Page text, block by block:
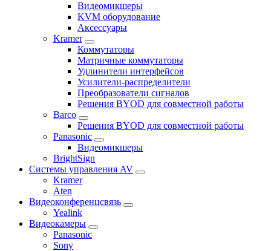
Видеомикшеры
KVM оборудование
Аксессуары
Kramer
Коммутаторы
Матричные коммутаторы
Удлинители интерфейсов
Усилители-распределители
Преобразователи сигналов
Решения BYOD для совместной работы
Barco
Решения BYOD для совместной работы
Panasonic
Видеомикшеры
BrightSign
Системы управления AV
Kramer
Aten
Видеоконференцсвязь
Yealink
Видеокамеры
Panasonic
Sony